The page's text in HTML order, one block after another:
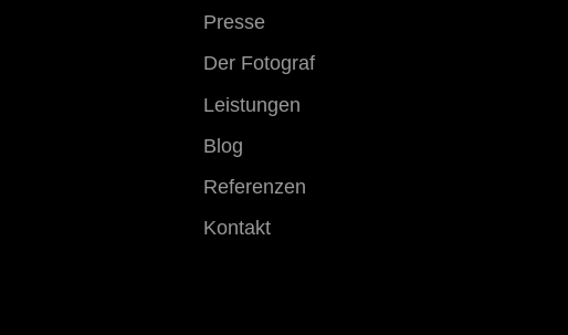
Referenzen
Leistungen
Blog
Der Fotograf
Presse
Kontakt